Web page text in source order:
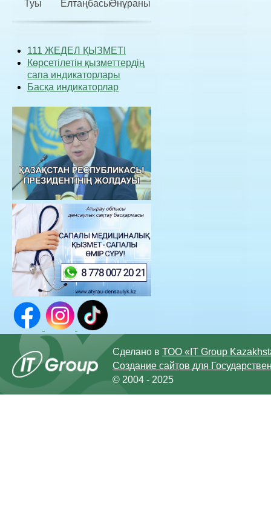
Туы
ЕлтаңбасыӘнұраны
111 ЖЕДЕЛ ҚЫЗМЕТІ
Көрсетілетін қызметтердің
сапа индикаторлары
Басқа индикаторлар
Сделано в ТОО «IT Group
Создание сайтов для
© 2004 - 2025